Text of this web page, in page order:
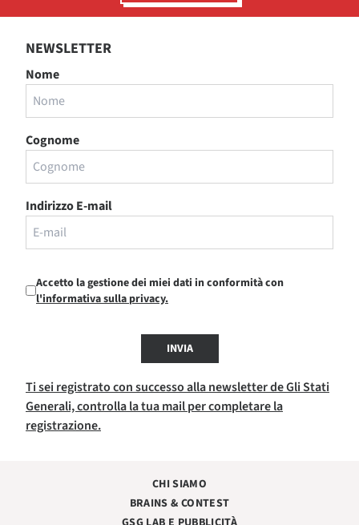
NEWSLETTER
Nome
Cognome
Indirizzo E-mail
Accetto la gestione dei miei dati in conformità con
l'informativa sulla privacy.
INVIA
Ti sei registrato con successo alla newsletter de Gli Stati
Generali, controlla la tua mail per completare la
registrazione.
CHI SIAMO
BRAINS & CONTEST